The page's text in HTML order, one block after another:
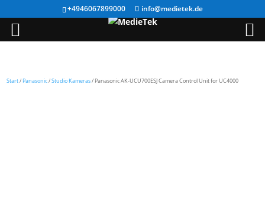
+4946067899000 info@medietek.de
Start/ Panasonic/Studio Kameras/ Panasonic AK-UCU700ESJ Camera Control Unit for UC4000